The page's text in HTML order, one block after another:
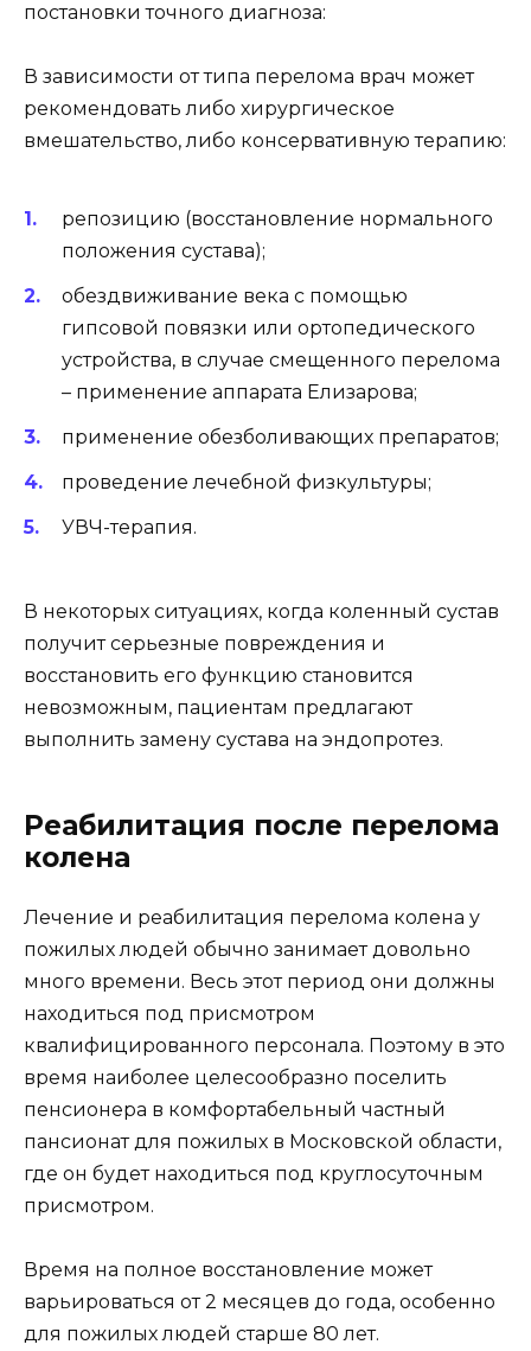
постановки точного диагноза:
В зависимости от типа перелома врач может
рекомендовать либо хирургическое
вмешательство, либо консервативную терапию:
репозицию (восстановление нормального
положения сустава);
обездвиживание века с помощью
гипсовой повязки или ортопедического
устройства, в случае смещенного перелома
– применение аппарата Елизарова;
применение обезболивающих препаратов;
проведение лечебной физкультуры;
УВЧ-терапия.
В некоторых ситуациях, когда коленный сустав
получит серьезные повреждения и
восстановить его функцию становится
невозможным, пациентам предлагают
выполнить замену сустава на эндопротез.
Реабилитация после перелома
колена
Лечение и реабилитация перелома колена у
пожилых людей обычно занимает довольно
много времени. Весь этот период они должны
находиться под присмотром
квалифицированного персонала. Поэтому в это
время наиболее целесообразно поселить
пенсионера в комфортабельный частный
пансионат для пожилых в Московской области,
где он будет находиться под круглосуточным
присмотром.
Время на полное восстановление может
варьироваться от 2 месяцев до года, особенно
для пожилых людей старше 80 лет.